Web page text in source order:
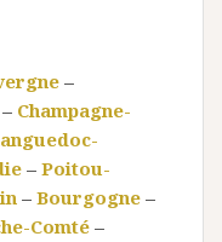
–
– Champagne-
– Poitou-
– Bourgogne –
Comté –